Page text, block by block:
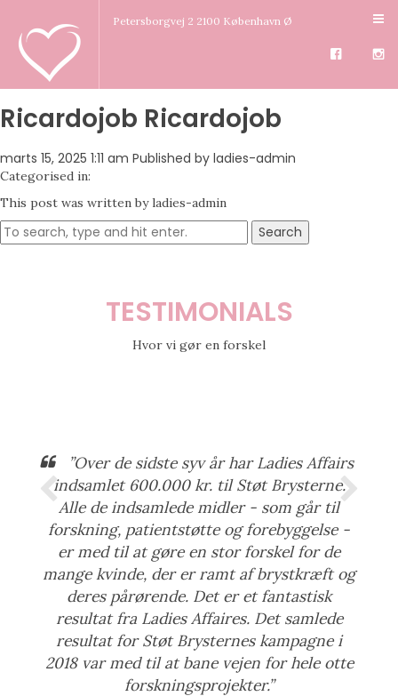
Petersborgvej 2 2100 København Ø
Ricardojob Ricardojob
marts 15, 2025 1:11 am Published by ladies-admin
Categorised in:
This post was written by ladies-admin
Search
TESTIMONIALS
Hvor vi gør en forskel
”Over de sidste syv år har Ladies Affairs
indsamlet 600.000 kr. til Støt Brysterne.
Alle de indsamlede midler - som går til
forskning, patientstøtte og forebyggelse -
er med til at gøre en stor forskel for de
mange kvinde, der er ramt af brystkræft og
deres pårørende. Det er et fantastisk
resultat fra Ladies Affaires. Det samlede
resultat for Støt Brysternes kampagne i
2018 var med til at bane vejen for hele otte
forskningsprojekter.”